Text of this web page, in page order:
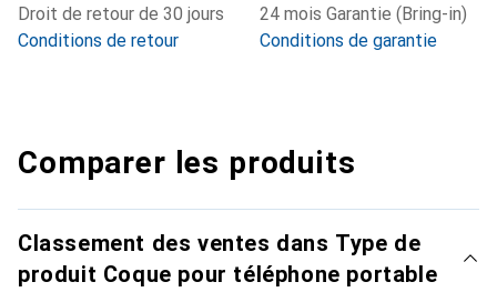
Droit de retour de 30 jours
Conditions de retour
24 mois Garantie (Bring-in)
Conditions de garantie
Comparer les produits
Classement des ventes dans Type de
produit Coque pour téléphone portable